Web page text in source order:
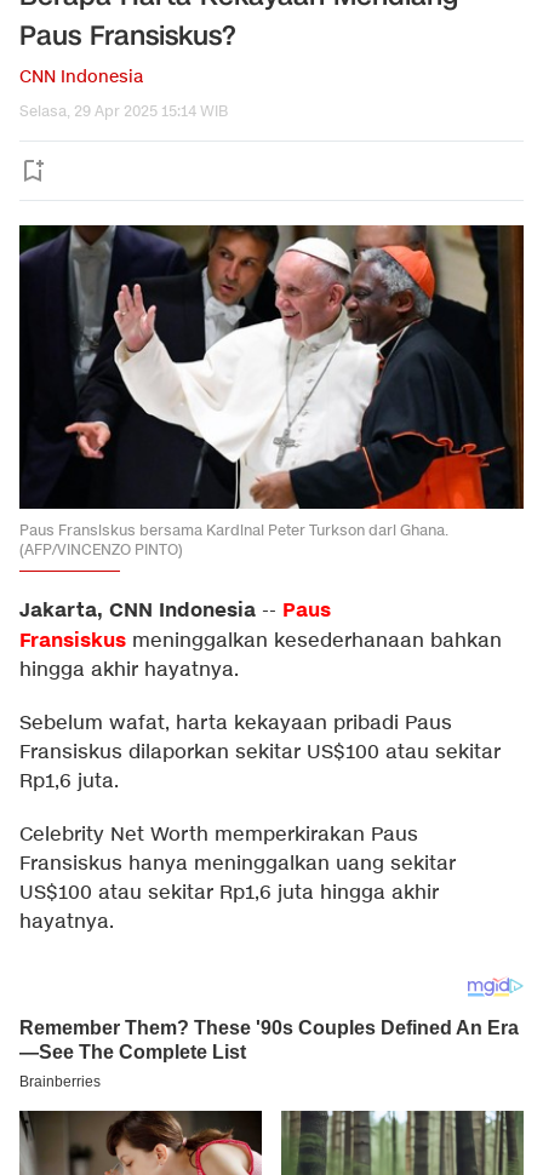
Paus Fransiskus?
CNN Indonesia
Selasa, 29 Apr 2025 15:14 WIB
Paus Fransiskus bersama Kardinal Peter Turkson dari Ghana.
(AFP/VINCENZO PINTO)
Jakarta, CNN Indonesia -- Paus
Fransiskus meninggalkan kesederhanaan bahkan
hingga akhir hayatnya.
Sebelum wafat, harta kekayaan pribadi Paus
Fransiskus dilaporkan sekitar US$100 atau sekitar
Rp1,6 juta.
Celebrity Net Worth memperkirakan Paus
Fransiskus hanya meninggalkan uang sekitar
US$100 atau sekitar Rp1,6 juta hingga akhir
hayatnya.